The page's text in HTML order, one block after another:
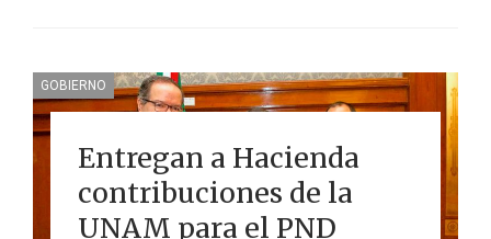
GOBIERNO
Entregan a Hacienda
contribuciones de la
UNAM para el PND